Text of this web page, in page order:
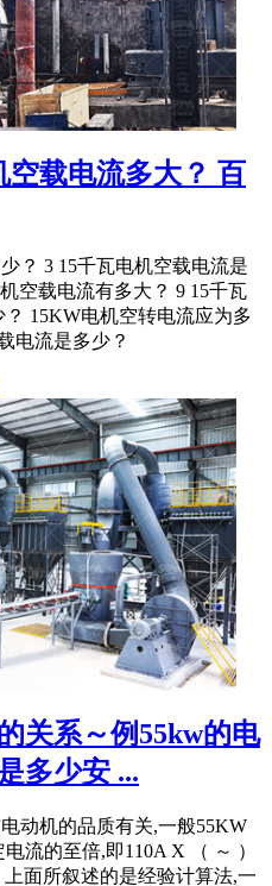
空载电流多大？ 百
？ 3 15千瓦电机空载电流是
空载电流有多大？ 9 15千瓦
15KW电机空转电流应为多
电流是多少？
关系～例55kw的电
多少安 ...
动机的品质有关,一般55KW
流的至倍,即110A X （ ～ ）
上面所叙述的是经验计算法,一